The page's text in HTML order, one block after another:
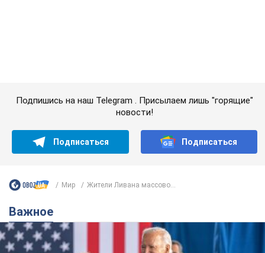
Супруга тяжелобольного Джо Байдена
назвала первый симптом, который
сигнализировал о его "агрессивном" раке